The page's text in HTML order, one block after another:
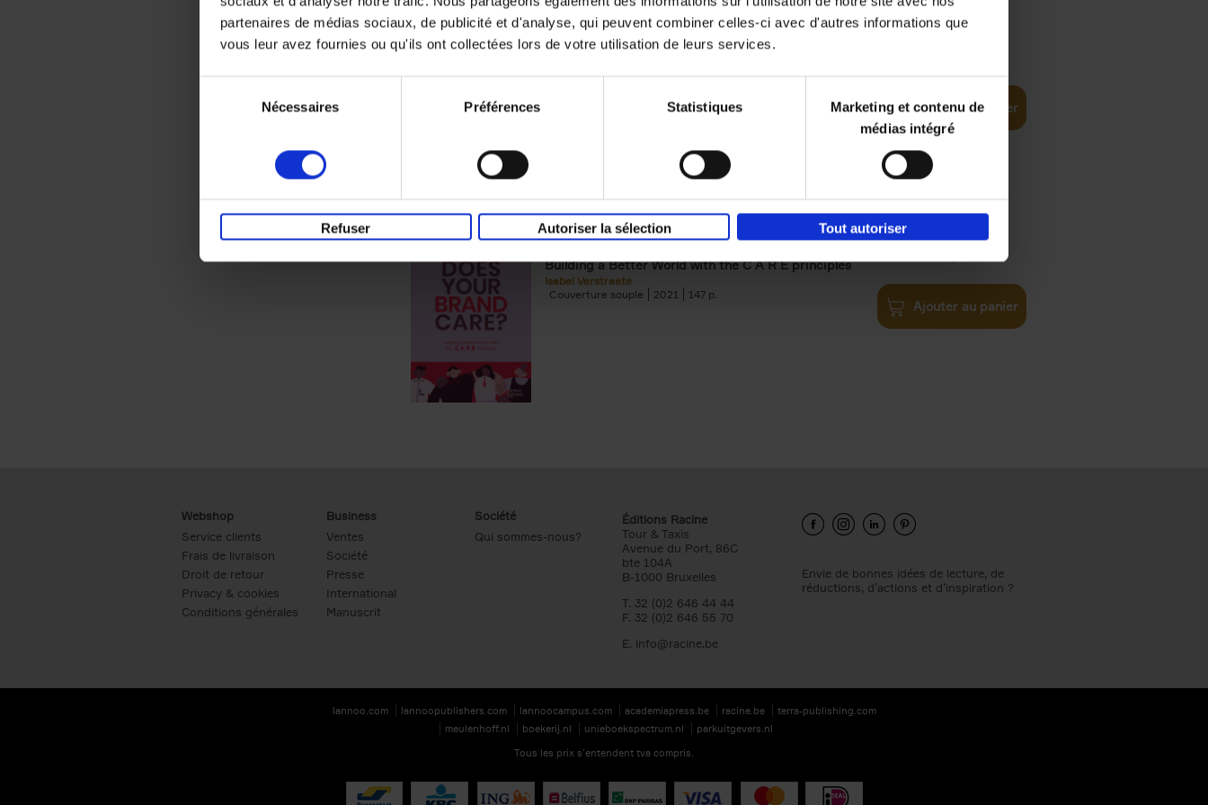
partenaires de médias sociaux, de publicité et d'analyse, qui peuvent combiner celles-ci avec d'autres informations que
vous leur avez fournies ou qu'ils ont collectées lors de votre utilisation de leurs services.
Nécessaires Préférences Statistiques
Marketing et contenu de
médias intégré
Refuser Autoriser la sélection Tout autoriser
Building Bonds = Building Business
Ajouter au panier
Does Your Brand Care?
Building a Better World with the C A R E principles
Isabel Verstraete
Couverture souple
2021 147
€34,99
Ajouter au panier
Webshop
Service clients
Frais de livraison
Droit de retour
Privacy & cookies
Conditions générales
Business
Ventes
Société
Presse
International
Manuscrit
Société
Qui sommes-nous?
Éditions Racine
Tour & Taxis
Avenue du Port, 86C
bte 104A
B-1000 Bruxelles
T. 32 (0)2 646 44 44
F. 32 (0)2 646 55 70
E. info@racine.be
Envie de bonnes idées de lecture, de
réductions, d’actions et d’inspiration ?
lannoo.com lannoopublishers.com lannoocampus.com academiapress.be racine.be
terra-publishing.com
meulenhoff.nl
boekerij.nl unieboekspectrum.nl
parkuitgevers.nl
Tous les prix s’entendent tva compris.